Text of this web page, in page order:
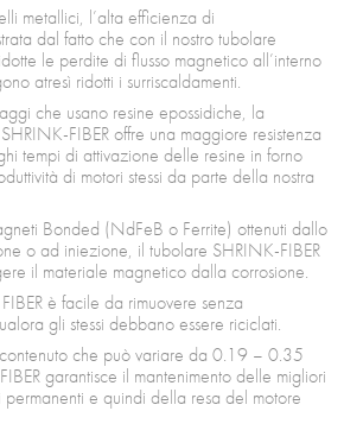
metallici, l’alta efficienza di
dal fatto che con il nostro tubolare
le perdite di flusso magnetico all’interno
atresì ridotti i surriscaldamenti.
che usano resine epossidiche, la
FIBER offre una maggiore resistenza
tempi di attivazione delle resine in forno
di motori stessi da parte della nostra
Bonded (NdFeB o Ferrite) ottenuti dallo
o ad iniezione, il tubolare SHRINK-FIBER
il materiale magnetico dalla corrosione.
è facile da rimuovere senza
gli stessi debbano essere riciclati.
che può variare da 0.19 – 0.35
garantisce il mantenimento delle migliori
e quindi della resa del motore